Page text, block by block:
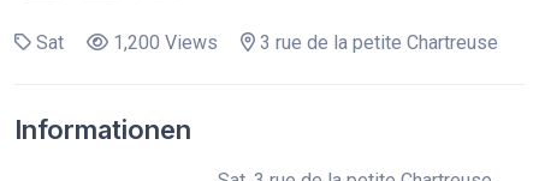
Sat 1,200 Views 3 rue de la petite Chartreuse
Informationen